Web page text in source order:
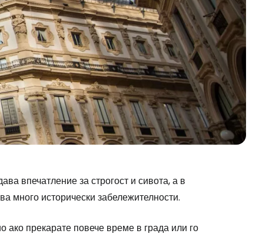
впечатление за строгост и сивота, а в
много исторически забележителности.
прекарате повече време в града или го